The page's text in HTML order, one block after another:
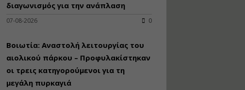
διαγωνισμός για την ανάπλαση
07-08-2026 0
Βοιωτία: Αναστολή λειτουργίας του
αιολικού πάρκου – Προφυλακίστηκαν
οι τρεις κατηγορούμενοι για τη
μεγάλη πυρκαγιά
υδατοδεξαμενής
Εισηγητής: Χρήστος Ροδόπουλος
Τιμή από: €230.00
Διάρκεια: 14 ώρες